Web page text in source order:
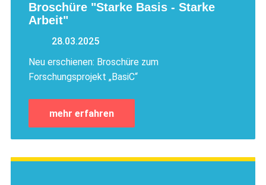
Broschüre "Starke Basis - Starke
Arbeit"
28.03.2025
Neu erschienen: Broschüre zum
Forschungsprojekt „BasiC“
mehr erfahren